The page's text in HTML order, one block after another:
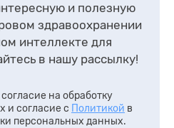
и полезную
здравоохранении
интеллекте для
в нашу рассылку!
на обработку
и согласие с Политикой в
персональных данных.